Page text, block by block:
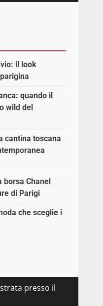
il look
quando il
wild del
cantina toscana
borsa Chanel
di Parigi
che sceglie i
presso il